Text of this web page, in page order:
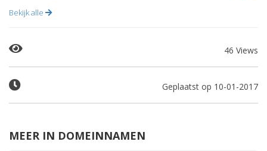
Bekijk alle
46 Views
Geplaatst op 10-01-2017
MEER IN DOMEINNAMEN